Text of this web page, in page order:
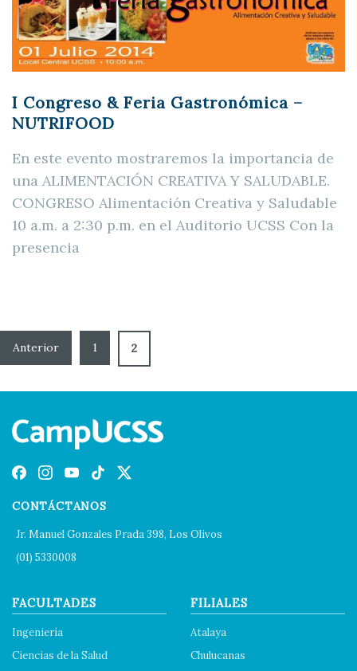
I Congreso & Feria Gastronómica –
NUTRIFOOD
En este evento mostraremos la importancia de
una ALIMENTACIÓN CREATIVA Y SALUDABLE.
CONGRESO Alimentación Creativa y Saludable
10 a.m. a 2:30 p.m. en el Auditorio UCSS Con la
presencia
1 2
CONTÁCTANOS
Jr. Manuel Gonzales Prada 398, Los Olivos
(01) 5330008
FACULTADES
Ingeniería
Ciencias de la Salud
FILIALES
Atalaya
Chulucanas